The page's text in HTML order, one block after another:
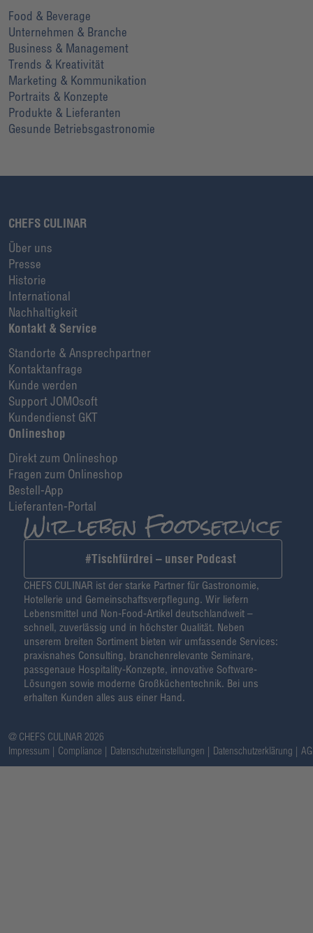
Food & Beverage
Unternehmen & Branche
Business & Management
Trends & Kreativität
Marketing & Kommunikation
Portraits & Konzepte
Produkte & Lieferanten
Gesunde Betriebsgastronomie
CHEFS CULINAR
Über uns
Presse
Historie
International
Nachhaltigkeit
Kontakt & Service
Standorte & Ansprechpartner
Kontaktanfrage
Kunde werden
Support JOMOsoft
Kundendienst GKT
Onlineshop
Direkt zum Onlineshop
Fragen zum Onlineshop
Bestell-App
Lieferanten-Portal
#Tischfürdrei – unser Podcast
CHEFS CULINAR ist der starke Partner für Gastronomie,
Hotellerie und Gemeinschaftsverpflegung. Wir liefern
Lebensmittel und Non-Food-Artikel deutschlandweit –
schnell, zuverlässig und in höchster Qualität. Neben
unserem breiten Sortiment bieten wir umfassende Services:
praxisnahes Consulting, branchenrelevante Seminare,
passgenaue Hospitality-Konzepte, innovative Software-
Lösungen sowie moderne Großküchentechnik. Bei uns
erhalten Kunden alles aus einer Hand.
@ CHEFS CULINAR 2026
Impressum
Compliance Datenschutzeinstellungen Datenschutzerklärung